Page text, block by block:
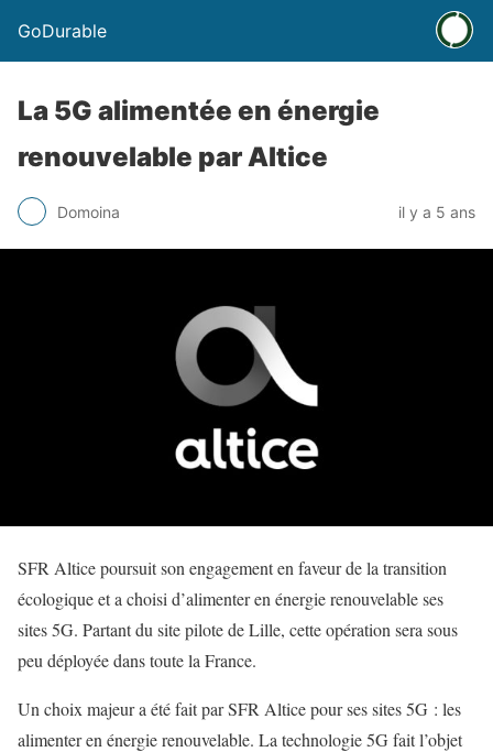
GoDurable
La 5G alimentée en énergie
renouvelable par Altice
Domoina il y a 5 ans
SFR Altice poursuit son engagement en faveur de la transition
écologique et a choisi d’alimenter en énergie renouvelable ses
sites 5G. Partant du site pilote de Lille, cette opération sera sous
peu déployée dans toute la France.
Un choix majeur a été fait par SFR Altice pour ses sites 5G : les
alimenter en énergie renouvelable. La technologie 5G fait l’objet